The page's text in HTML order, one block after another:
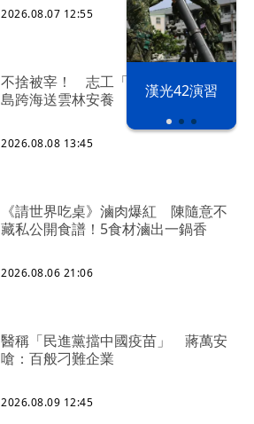
漢光42演習
2026.08.07 12:55
不捨被宰！ 志工「買牛救命」從綠
島跨海送雲林安養
2026.08.08 13:45
《請世界吃桌》滷肉爆紅 陳隨意不
藏私公開食譜！5食材滷出一鍋香
2026.08.06 21:06
醫稱「民進黨擋中國疫苗」 蔣萬安
嗆：百般刁難企業
2026.08.09 12:45